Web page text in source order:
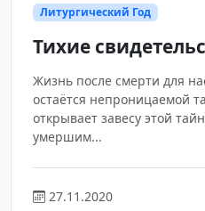
Литургический Год
Тихие
Жизнь после смерти для
остаётся непроницаемой
открывает завесу этой
умершим...
27.11.2020